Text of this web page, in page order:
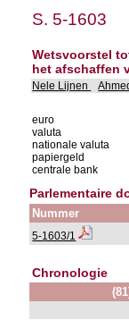
S. 5-1603
Wetsvoorstel
het afschaffen
Nele Lijnen
euro
valuta
nationale valuta
papiergeld
centrale bank
Parlementaire
Nummer
5-1603/1
Chronologie